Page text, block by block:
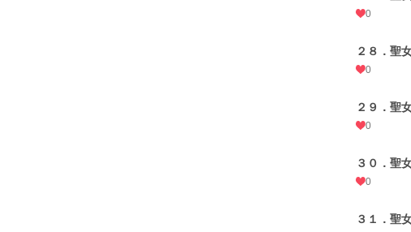
0
２８．聖
0
２９．聖
0
３０．聖
0
３１．聖